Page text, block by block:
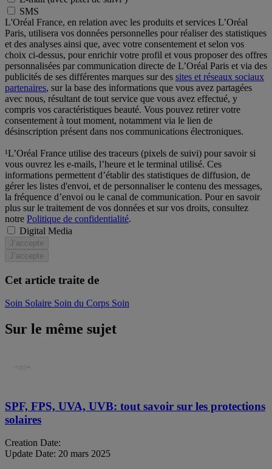
SMS
L'Oréal France, en relation avec les produits et services L’Oréal
Paris, utilisera vos données personnelles pour réaliser des statistiques
et des analyses ainsi que, avec votre consentement et selon vos
choix ci-dessus, pour enrichir votre profil et vous proposer des offres
personnalisées par communication directe de L’Oréal Paris et via des
publicités de ses différentes marques sur des sites et réseaux sociaux
partenaires, sur la base des informations que vous avez partagées
avec nous, résultant de tout service que vous avez effectué, y
compris vos caractéristiques beauté. Vous pouvez retirer votre
consentement à tout moment, notamment via le lien de
désinscription présent dans nos communications électroniques.
¹L’Oréal France utilise des traceurs (pixels de suivi) pour savoir si
vous ouvrez les e-mails, l’heure et le terminal utilisé. Ces
informations permettent d’établir des statistiques de diffusion, de
gérer les listes d'envoi, et de personnaliser le contenu des messages,
la fréquence d’envoi ou le canal de communication. Pour en savoir
plus sur le traitement de vos données et sur vos droits, consultez
notre Politique de confidentialité.
Digital Media
J’accepte
J’accepte
Cet article traite de
Soin Solaire Soin du Corps Soin
Sur le même sujet
SPF, FPS, UVA, UVB: tout savoir sur les protections
solaires
Creation Date:
Update Date: 20 mars 2025